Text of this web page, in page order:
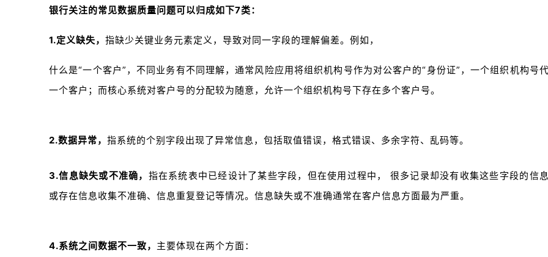
银行关注的常见数据质量问题可以归成如下7类：
1.定义缺失， 指缺少关键业务元素定义，导致对同一字段的理解偏差。例如，
什么是“一个客户”，不同业务有不同理解，通常风险应用将组织机构号作为对公客户的“身份证”，一个组织机构号
一个客户；而核心系统对客户号的分配较为随意，允许一个组织机构号下存在多个客户号。
2.数据异常， 指系统的个别字段出现了异常信息，包括取值错误，格式错误、多余字符、乱码等。
3.信息缺失或不准确， 指在系统表中已经设计了某些字段，但在使用过程中， 很多记录却没有收集这些字段的信息
或存在信息收集不准确、信息重复登记等情况。信息缺失或不准确通常在客户信息方面最为严重。
4.系统之间数据不一致， 主要体现在两个方面：